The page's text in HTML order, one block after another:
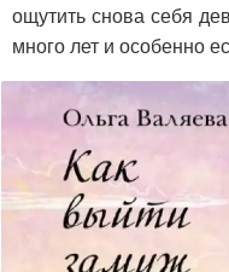
ощутить снова себя
много лет и особенно